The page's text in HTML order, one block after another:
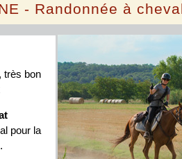
- Randonnée à
très bon
pour la